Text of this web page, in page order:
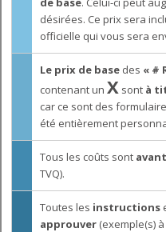
désirées. Ce prix sera
officielle qui vous sera
Le prix de base des « #
contenant un X sont à
car ce sont des
été entièrement
Tous les coûts sont
TVQ).
Toutes les instructions
approuver (exemple(s)